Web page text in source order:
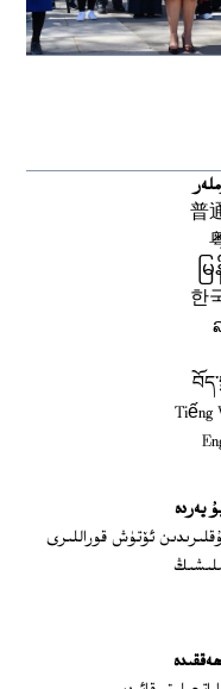
普
မ
한
Tiếng
يەردە
ئۆتۈش قوراللىرى